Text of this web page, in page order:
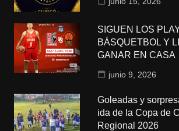
SIGUEN LOS
BÁSQUETBOL Y
GANAR EN CASA
junio 9, 2026
Goleadas y
ida de la Copa de
Regional 2026